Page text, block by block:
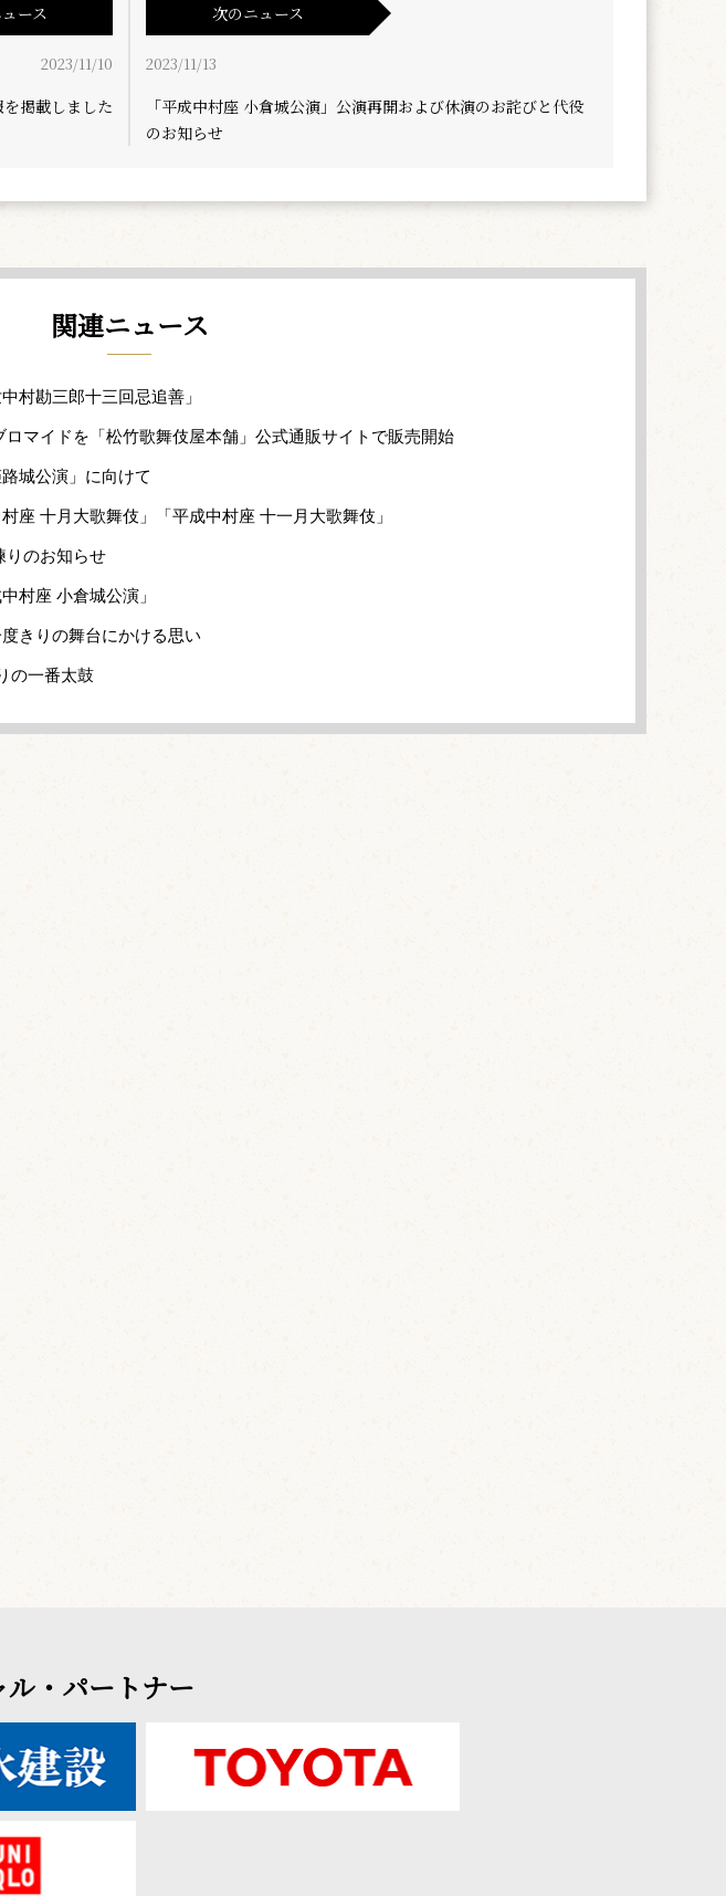
ース
2023/11/10
を掲載しました
次のニュース
2023/11/13
「平成中村座 小倉城公演」公演再開および休演のお詫びと代役
のお知らせ
関連ニュース
村勘三郎十三回忌追善」
ロマイドを「松竹歌舞伎屋本舗」公式通販サイトで販売開始
城公演」に向けて
座 十月大歌舞伎」「平成中村座 十一月大歌舞伎」
りのお知らせ
村座 小倉城公演」
きりの舞台にかける思い
の一番太鼓
・パートナー